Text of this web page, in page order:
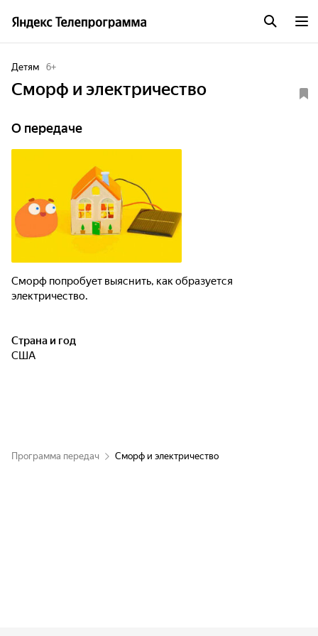
Детям 6+
Сморф и электричество
О передаче
Сморф попробует выяснить, как образуется
электричество.
Страна и год
США
Программа передач Сморф и электричество